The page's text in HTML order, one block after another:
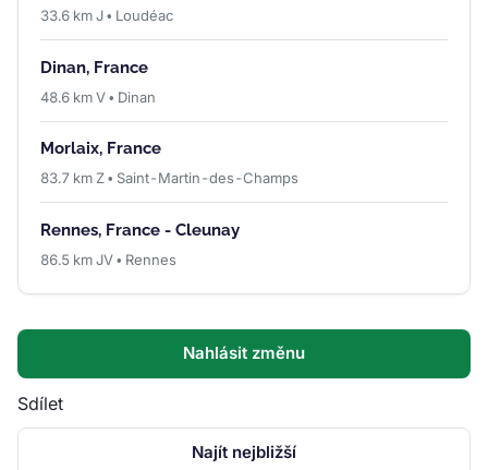
33.6 km J • Loudéac
Dinan, France
48.6 km V • Dinan
Morlaix, France
83.7 km Z • Saint-Martin-des-Champs
Rennes, France - Cleunay
86.5 km JV • Rennes
Nahlásit změnu
Sdílet
Najít nejbližší